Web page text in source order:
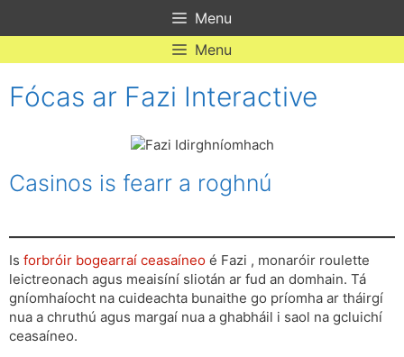
Menu
Menu
Fócas ar Fazi Interactive
Casinos is fearr a roghnú
Is forbróir bogearraí ceasaíneo é Fazi , monaróir roulette
leictreonach agus meaisíní sliotán ar fud an domhain. Tá
gníomhaíocht na cuideachta bunaithe go príomha ar tháirgí
nua a chruthú agus margaí nua a ghabháil i saol na gcluichí
ceasaíneo.